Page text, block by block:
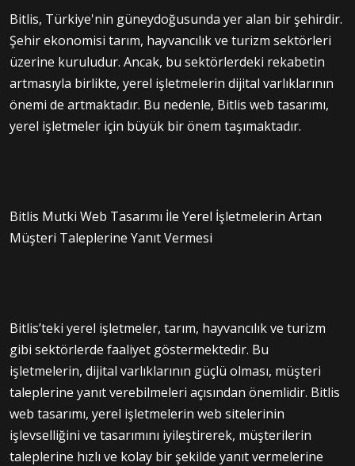
Bitlis, Türkiye'nin güneydoğusunda yer alan bir şehirdir.
Şehir ekonomisi tarım, hayvancılık ve turizm sektörleri
üzerine kuruludur. Ancak, bu sektörlerdeki rekabetin
artmasıyla birlikte, yerel işletmelerin dijital varlıklarının
önemi de artmaktadır. Bu nedenle, Bitlis web tasarımı,
yerel işletmeler için büyük bir önem taşımaktadır.
Bitlis Mutki Web Tasarımı İle Yerel İşletmelerin Artan
Müşteri Taleplerine Yanıt Vermesi
Bitlis’teki yerel işletmeler, tarım, hayvancılık ve turizm
gibi sektörlerde faaliyet göstermektedir. Bu
işletmelerin, dijital varlıklarının güçlü olması, müşteri
taleplerine yanıt verebilmeleri açısından önemlidir. Bitlis
web tasarımı, yerel işletmelerin web sitelerinin
işlevselliğini ve tasarımını iyileştirerek, müşterilerin
taleplerine hızlı ve kolay bir şekilde yanıt vermelerine